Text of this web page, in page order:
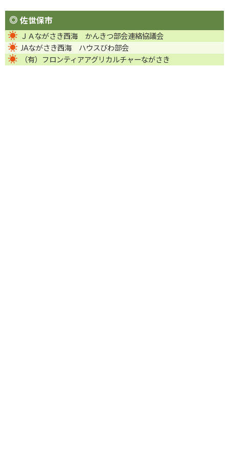
佐世保市
ＪＡながさき西海 かんきつ部会連絡協議会
JAながさき西海 ハウスびわ部会
（有）フロンティアアグリカルチャーながさき